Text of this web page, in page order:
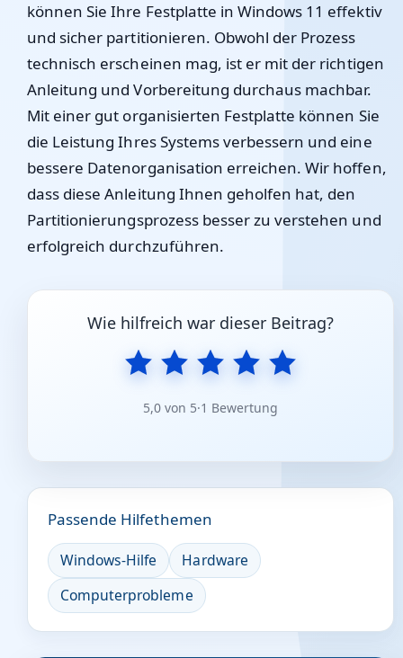
können Sie Ihre Festplatte in Windows 11 effektiv
und sicher partitionieren. Obwohl der Prozess
technisch erscheinen mag, ist er mit der richtigen
Anleitung und Vorbereitung durchaus machbar.
Mit einer gut organisierten Festplatte können Sie
die Leistung Ihres Systems verbessern und eine
bessere Datenorganisation erreichen. Wir hoffen,
dass diese Anleitung Ihnen geholfen hat, den
Partitionierungsprozess besser zu verstehen und
erfolgreich durchzuführen.
Wie hilfreich war dieser Beitrag?
5,0 von 5·1 Bewertung
Passende Hilfethemen
Windows-Hilfe
Hardware
Computerprobleme